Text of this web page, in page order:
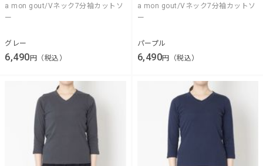
a mon gout/Vネック7分袖カットソ
ー
グレー
6,490円（税込）
a mon gout/Vネック7分袖カットソ
ー
パープル
6,490円（税込）